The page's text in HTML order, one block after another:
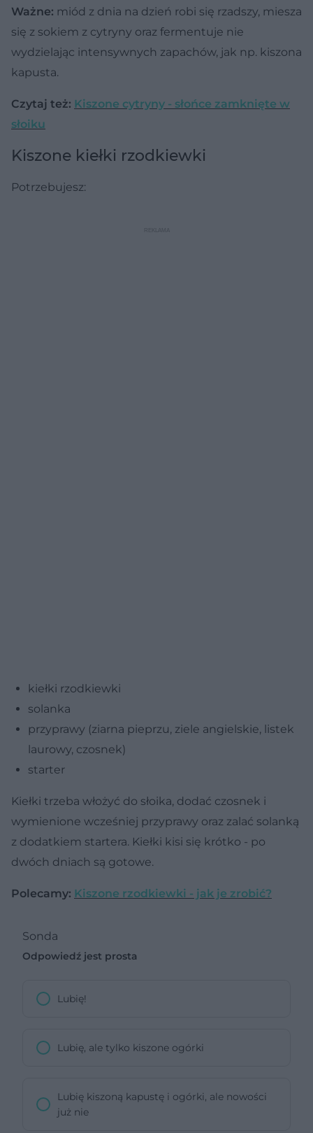
Ważne: miód z dnia na dzień robi się rzadszy, miesza
się z sokiem z cytryny oraz fermentuje nie
wydzielając intensywnych zapachów, jak np. kiszona
kapusta.
Czytaj też: Kiszone cytryny - słońce zamknięte w
słoiku
Kiszone kiełki rzodkiewki
Potrzebujesz:
kiełki rzodkiewki
solanka
przyprawy (ziarna pieprzu, ziele angielskie, listek
laurowy, czosnek)
starter
Kiełki trzeba włożyć do słoika, dodać czosnek i
wymienione wcześniej przyprawy oraz zalać solanką
z dodatkiem startera. Kiełki kisi się krótko - po
dwóch dniach są gotowe.
Polecamy: Kiszone rzodkiewki - jak je zrobić?
Sonda
Odpowiedź jest prosta
Lubię!
Lubię, ale tylko kiszone ogórki
Lubię kiszoną kapustę i ogórki, ale nowości
już nie